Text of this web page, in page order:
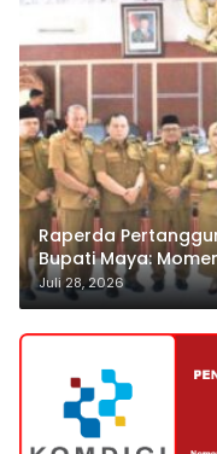
Raperda
Bupati Maya:
Juli 28, 2026